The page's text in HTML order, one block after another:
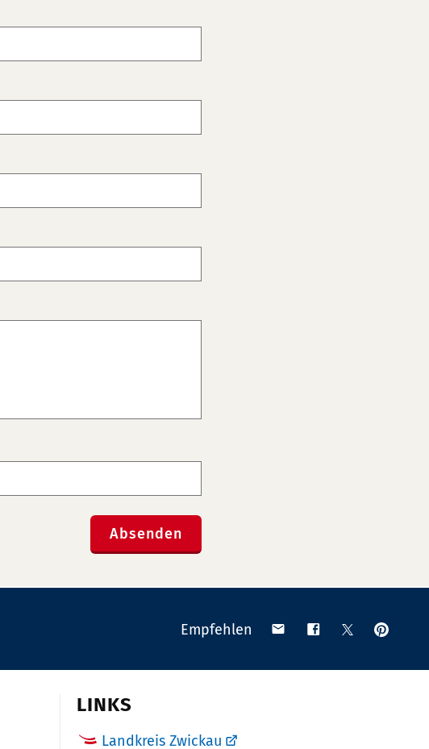
Absenden
Empfehlen
Teilen Teilen Teilen
LINKS
Landkreis Zwickau